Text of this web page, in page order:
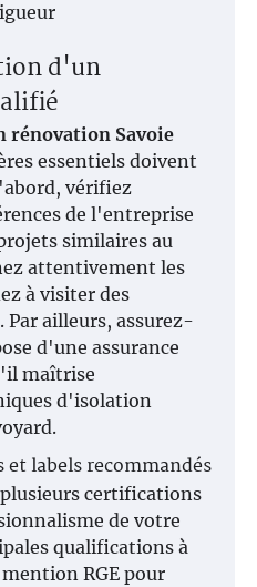
d'un
rénovation Savoie
essentiels doivent
vérifiez
de l'entreprise
similaires au
attentivement les
à visiter des
Par ailleurs, assurez-
d'une assurance
maîtrise
d'isolation
labels recommandés
certifications
de votre
qualifications à
RGE pour